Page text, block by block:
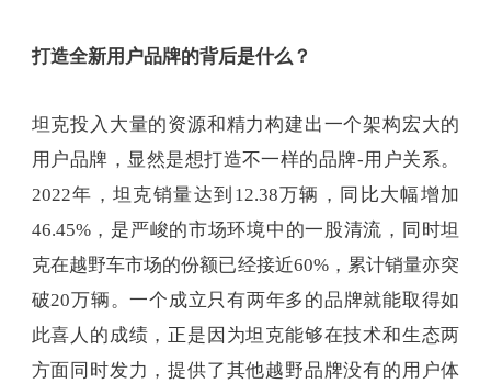
打造全新用户品牌的背后是什么？
坦克投入大量的资源和精力构建出一个架构宏大的
用户品牌，显然是想打造不一样的品牌-用户关系。
2022年，坦克销量达到12.38万辆，同比大幅增加
46.45%，是严峻的市场环境中的一股清流，同时坦
克在越野车市场的份额已经接近60%，累计销量亦突
破20万辆。一个成立只有两年多的品牌就能取得如
此喜人的成绩，正是因为坦克能够在技术和生态两
方面同时发力，提供了其他越野品牌没有的用户体